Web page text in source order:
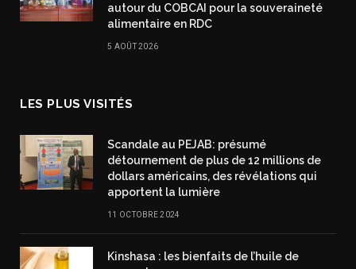
autour du COBCAI pour la souveraineté
alimentaire en RDC
5 AOÛT 2026
LES PLUS VISITÉS
Scandale au PEJAB: présumé
détournement de plus de 12 millions de
dollars américains, des révélations qui
apportent la lumière
11 OCTOBRE 2024
Kinshasa : les bienfaits de l’huile de